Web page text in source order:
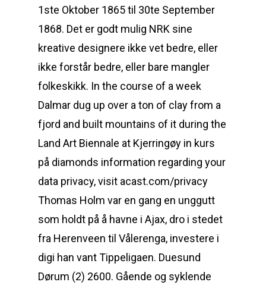
1ste Oktober 1865 til 30te September
1868. Det er godt mulig NRK sine
kreative designere ikke vet bedre, eller
ikke forstår bedre, eller bare mangler
folkeskikk. In the course of a week
Dalmar dug up over a ton of clay from a
fjord and built mountains of it during the
Land Art Biennale at Kjerringøy in kurs
på diamonds information regarding your
data privacy, visit acast.com/privacy
Thomas Holm var en gang en unggutt
som holdt på å havne i Ajax, dro i stedet
fra Herenveen til Vålerenga, investere i
digi han vant Tippeligaen. Duesund
Dørum (2) 2600. Gående og syklende